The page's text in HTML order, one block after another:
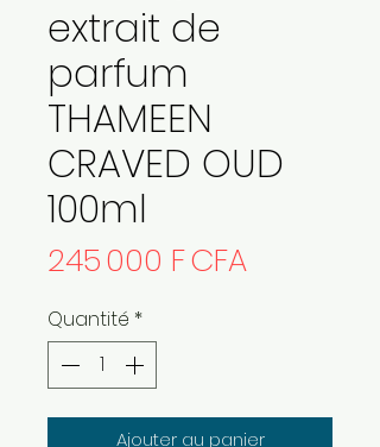
extrait de
parfum
THAMEEN
CRAVED OUD
100ml
245 000 F CFAPrix
Quantité *
Ajouter au panier